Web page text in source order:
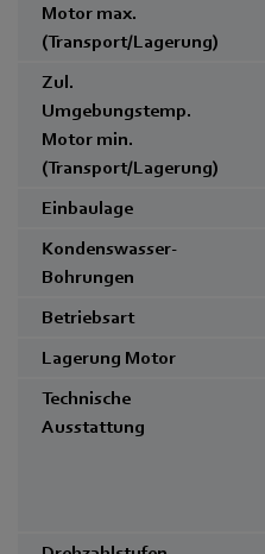
Motor max.
(Transport/Lagerung)
Zul.
Umgebungstemp.
Motor min.
(Transport/Lagerung)
Einbaulage
Kondenswasser-
Bohrungen
Betriebsart
Lagerung Motor
Technische
Ausstattung